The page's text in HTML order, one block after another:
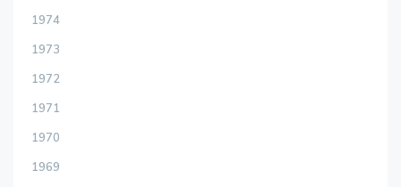
1974
1973
1972
1971
1970
1969